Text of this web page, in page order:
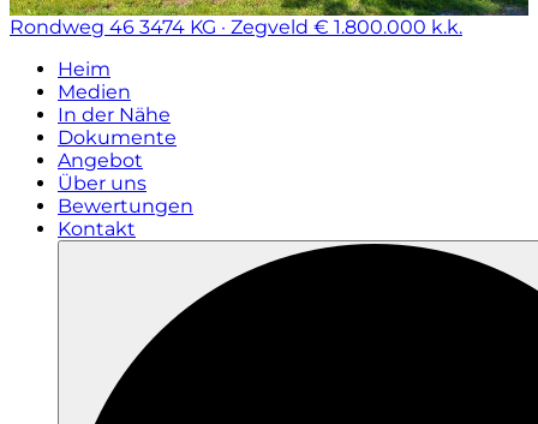
Rondweg 46 3474 KG · Zegveld € 1.800.000 k.k.
Heim
Medien
In der Nähe
Dokumente
Angebot
Über uns
Bewertungen
Kontakt